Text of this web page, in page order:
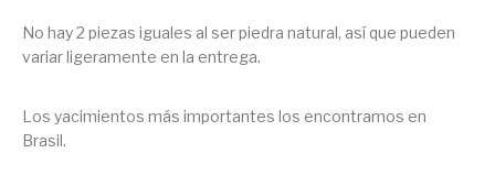
No hay 2 piezas iguales al ser piedra natural, así que pueden
variar ligeramente en la entrega.
Los yacimientos más importantes los encontramos en
Brasil.